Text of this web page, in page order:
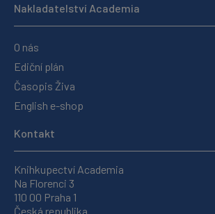
Nakladatelství Academia
O nás
Ediční plán
Časopis Živa
English e-shop
Kontakt
Knihkupectví Academia
Na Florenci 3
110 00 Praha 1
Česká republika